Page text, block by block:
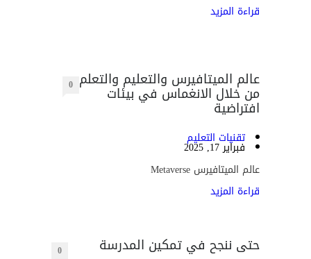
قراءة المزيد
عالم الميتافيرس والتعليم والتعلم
من خلال الانغماس في بيئات
افتراضية
0
تقنيات التعليم
فبراير 17, 2025
عالم الميتافيرس Metaverse
قراءة المزيد
حتى ننجح في تمكين المدرسة 0